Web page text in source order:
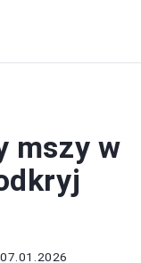
mszy w
07.01.2026